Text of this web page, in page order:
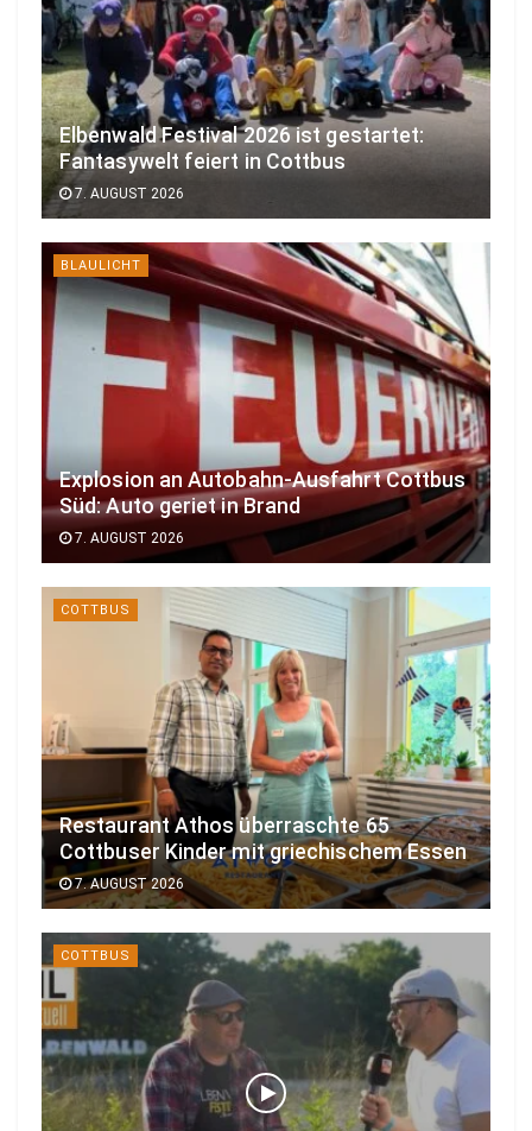
Elbenwald Festival 2026 ist gestartet:
Fantasywelt feiert in Cottbus
7. AUGUST 2026
BLAULICHT
Explosion an Autobahn-Ausfahrt Cottbus
Süd: Auto geriet in Brand
7. AUGUST 2026
COTTBUS
Restaurant Athos überraschte 65
Cottbuser Kinder mit griechischem Essen
7. AUGUST 2026
COTTBUS